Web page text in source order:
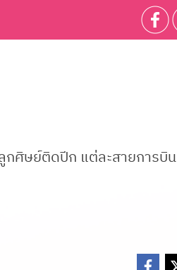
กศิษย์ติดปีก แต่ละสายการบิน